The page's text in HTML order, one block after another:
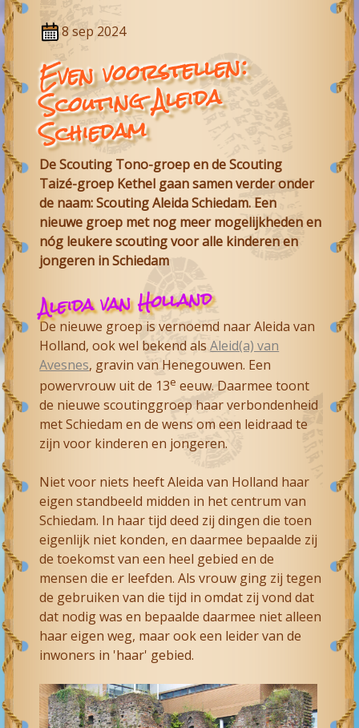
8 sep 2024
Even voorstellen:
Scouting Aleida
Schiedam
De Scouting Tono-groep en de Scouting
Taizé-groep Kethel gaan samen verder onder
de naam: Scouting Aleida Schiedam. Een
nieuwe groep met nog meer mogelijkheden en
nóg leukere scouting voor alle kinderen en
jongeren in Schiedam
Aleida van Holland
De nieuwe groep is vernoemd naar Aleida van
Holland, ook wel bekend alsAleid(a) van
Avesnes, gravin van Henegouwen. Een
powervrouw uit de 13e eeuw. Daarmee toont
de nieuwe scoutinggroep haar verbondenheid
met Schiedam en de wens om een leidraad te
zijn voor kinderen en jongeren.
Niet voor niets heeft Aleida van Holland haar
eigen standbeeld midden in het centrum van
Schiedam. In haar tijd deed zij dingen die toen
eigenlijk niet konden, en daarmee bepaalde zij
de toekomst van een heel gebied en de
mensen die er leefden. Als vrouw ging zij tegen
de gebruiken van die tijd in omdat zij vond dat
dat nodig was en bepaalde daarmee niet alleen
haar eigen weg, maar ook een leider van de
inwoners in 'haar' gebied.